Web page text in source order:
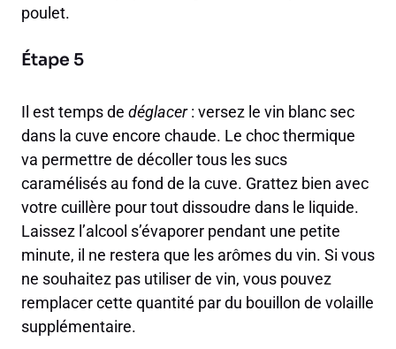
poulet.
Étape 5
Il est temps de déglacer: versez le vin blanc sec
dans la cuve encore chaude. Le choc thermique
va permettre de décoller tous les sucs
caramélisés au fond de la cuve. Grattez bien avec
votre cuillère pour tout dissoudre dans le liquide.
Laissez l’alcool s’évaporer pendant une petite
minute, il ne restera que les arômes du vin. Si vous
ne souhaitez pas utiliser de vin, vous pouvez
remplacer cette quantité par du bouillon de volaille
supplémentaire.